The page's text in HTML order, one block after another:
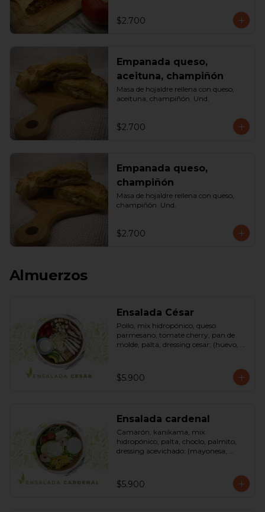
$2.700
Empanada queso,
aceituna, champiñón
Masa de hojaldre rellena con queso,
aceituna, champiñón. Und.
$2.700
Empanada queso,
champiñón
Masa de hojaldre rellena con queso,
champiñón. Und.
$2.700
Almuerzos
Ensalada César
Pollo, mix hidropónico, queso
parmesano, tomate cherry, pan de
molde, palta, dressing cesar: (huevo,
$5.900
Ensalada cardenal
Camarón, kanikama, mix
hidropónico, palta, choclo, palmito,
dressing acevichado: (mayonesa,
$5.900